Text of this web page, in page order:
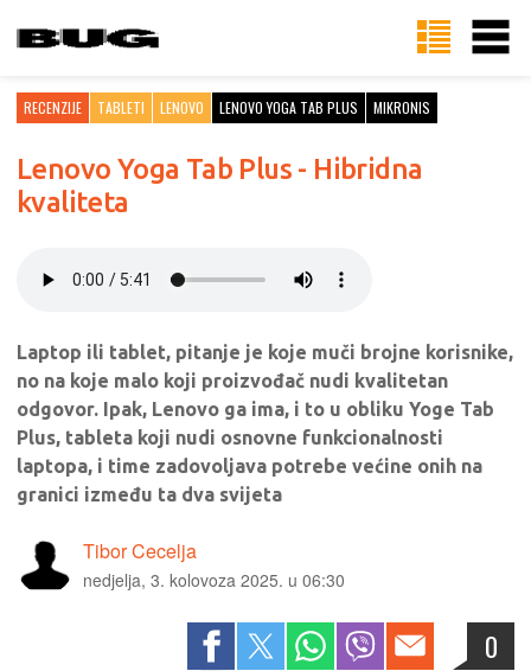
RECENZIJE TABLETI LENOVO LENOVO YOGA TAB PLUS MIKRONIS
Lenovo Yoga Tab Plus - Hibridna
kvaliteta
Laptop ili tablet, pitanje je koje muči brojne korisnike,
no na koje malo koji proizvođač nudi kvalitetan
odgovor. Ipak, Lenovo ga ima, i to u obliku Yoge Tab
Plus, tableta koji nudi osnovne funkcionalnosti
laptopa, i time zadovoljava potrebe većine onih na
granici između ta dva svijeta
Tibor Cecelja
nedjelja, 3. kolovoza 2025. u 06:30
0